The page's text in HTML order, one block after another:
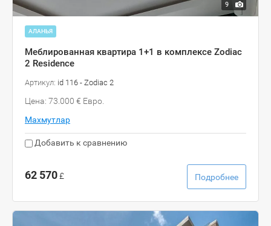
9
АЛАНЬЯ
Меблированная квартира 1+1 в комплексе Zodiac
2 Residence
Артикул: id 116 - Zodiac 2
Цена: 73.000 € Евро.
Махмутлар
Добавить к сравнению
62 570£ Подробнее